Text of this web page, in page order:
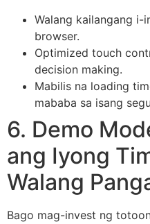
Walang kailangang i-
browser.
Optimized touch
decision making.
Mabilis na loading
mababa sa isang
6. Demo
ang Iyong
Walang
Bago mag-invest ng